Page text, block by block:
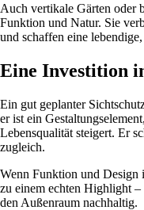
Auch vertikale Gärten oder
Funktion und Natur. Sie
und schaffen eine
Eine Investition
Ein gut geplanter
er ist ein
Lebensqualität steigert. Er
zugleich.
Wenn Funktion und Design
zu einem echten Highlight –
den Außenraum nachhaltig.